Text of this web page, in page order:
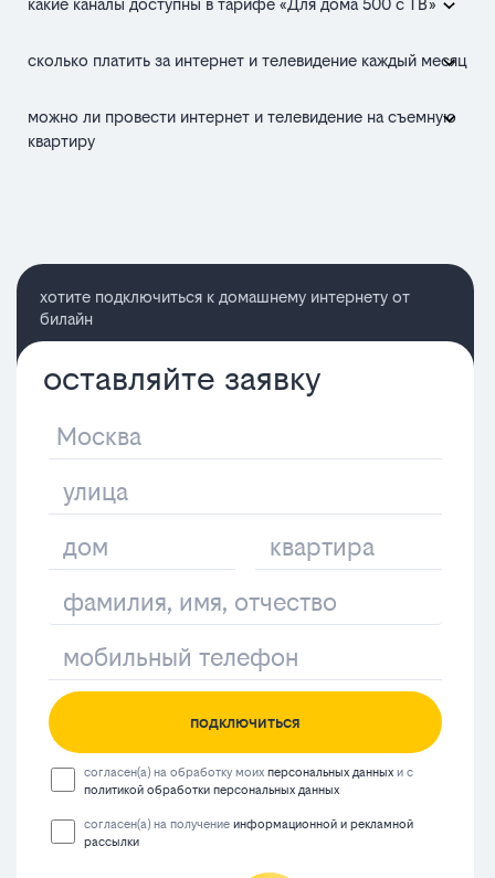
какие каналы доступны в тарифе «Для дома 500 с ТВ»
сколько платить за интернет и телевидение каждый месяц
можно ли провести интернет и телевидение на съемную
квартиру
хотите подключиться к домашнему интернету от
билайн
оставляйте заявку
подключиться
согласен(а) на обработку моихперсональных данных и с
политикой обработки персональных данных
согласен(а) на получениеинформационной и рекламной
рассылки